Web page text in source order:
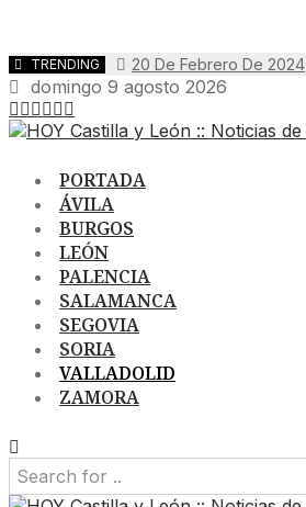
TRENDING 20 De Febrero De 2024
domingo 9 agosto 2026
PORTADA
ÁVILA
BURGOS
LEÓN
PALENCIA
SALAMANCA
SEGOVIA
SORIA
VALLADOLID
ZAMORA